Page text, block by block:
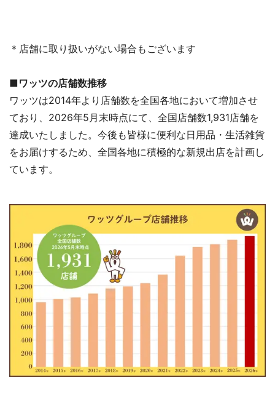
＊店舗に取り扱いがない場合もございます
■ワッツの店舗数推移
ワッツは2014年より店舗数を全国各地において増加させ
ており、2026年5月末時点にて、全国店舗数1,931店舗を
達成いたしました。今後も皆様に便利な日用品・生活雑貨
をお届けするため、全国各地に積極的な新規出店を計画し
ています。